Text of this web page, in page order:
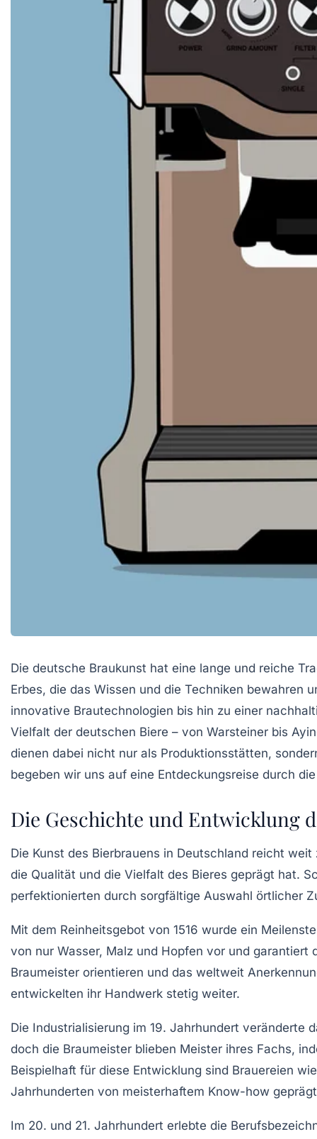
Die deutsche Braukunst hat eine lange und reiche
Erbes, die das Wissen und die Techniken bewahren
innovative Brautechnologien bis hin zu einer
Vielfalt der deutschen Biere – von Warsteiner bis
dienen dabei nicht nur als Produktionsstätten,
begeben wir uns auf eine Entdeckungsreise durch
Die Geschichte und Entwicklung
Die Kunst des Bierbrauens in Deutschland reicht
die Qualität und die Vielfalt des Bieres geprägt hat.
perfektionierten durch sorgfältige Auswahl örtlicher
Mit dem Reinheitsgebot von 1516 wurde ein
von nur Wasser, Malz und Hopfen vor und
Braumeister orientieren und das weltweit
entwickelten ihr Handwerk stetig weiter.
Die Industrialisierung im 19. Jahrhundert veränderte
doch die Braumeister blieben Meister ihres Fachs,
Beispielhaft für diese Entwicklung sind Brauereien
Jahrhunderten von meisterhaftem Know-how
Im 20. und 21. Jahrhundert erlebte die